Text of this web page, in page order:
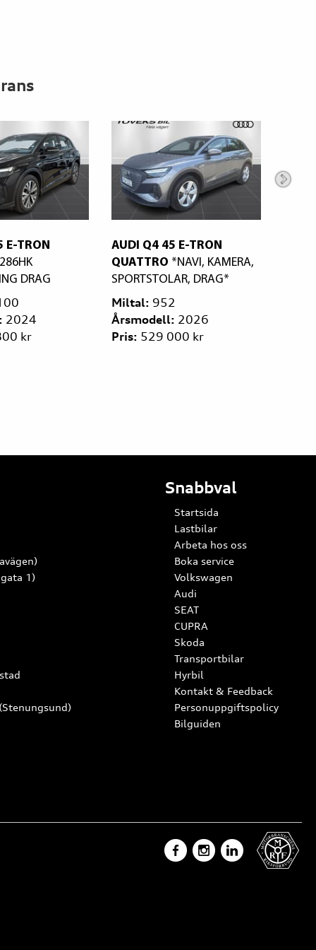
AUDI Q4 45 E-TRON
QUATTRO
*NAVI, KAMERA,
SPORTSTOLAR, DRAG*
Miltal:
Årsmodell:
Pris:
AUDI Q4 45
E-TRON QUATTRO
286HK
Årsmodell:
Pris:
1)
Snabbval
Startsida
Lastbilar
Arbeta hos oss
Boka service
Volkswagen
Audi
SEAT
CUPRA
Skoda
Transportbilar
Hyrbil
Kontakt & Feedback
Personuppgiftspolicy
Bilguiden